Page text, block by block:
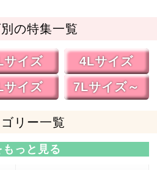
の特集一覧
サイズ
4Lサイズ
サイズ 7Lサイズ～
リー一覧
もっと見る